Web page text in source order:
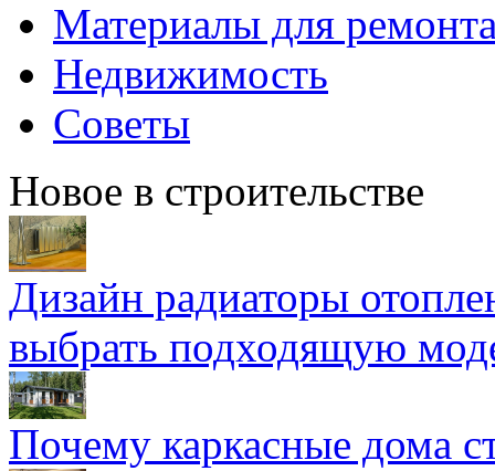
Материалы для
Недвижимость
Советы
Новое в строительстве
Дизайн радиаторы
выбрать подходящую
Почему каркасные дома